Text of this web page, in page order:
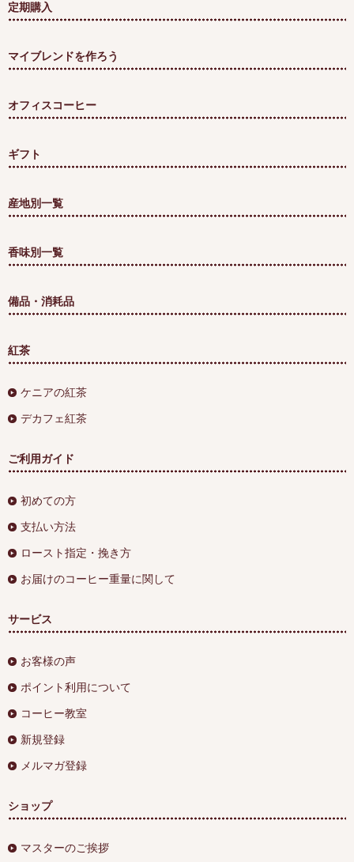
定期購入
マイブレンドを作ろう
オフィスコーヒー
ギフト
産地別一覧
香味別一覧
備品・消耗品
紅茶
ケニアの紅茶
デカフェ紅茶
ご利用ガイド
初めての方
支払い方法
ロースト指定・挽き方
お届けのコーヒー重量に関して
サービス
お客様の声
ポイント利用について
コーヒー教室
新規登録
メルマガ登録
ショップ
マスターのご挨拶